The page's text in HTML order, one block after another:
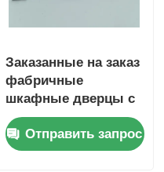
Заказанные на заказ
фабричные
шкафные дверцы с
подвижными
алюминиевыми
профилями,
Отправить запрос